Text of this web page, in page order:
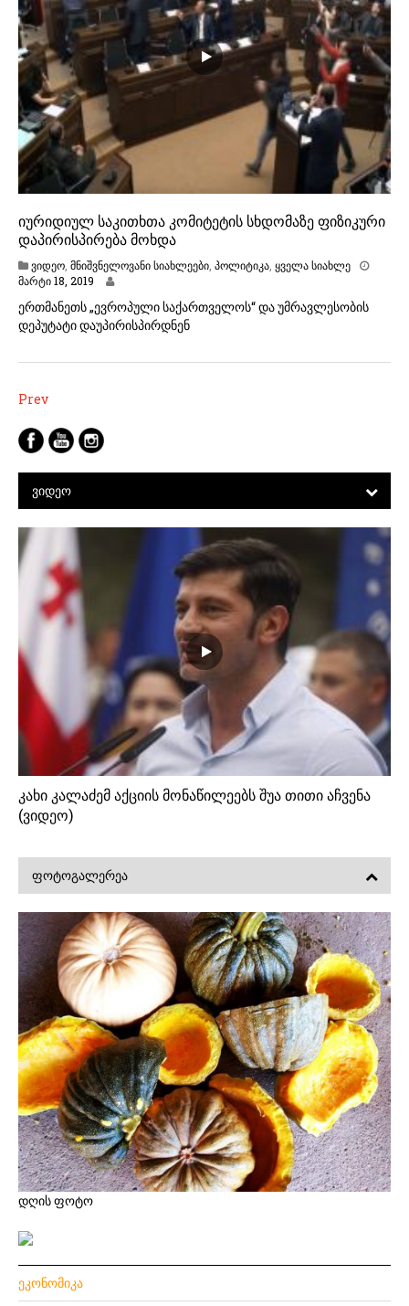
იურიდიულ საკითხთა კომიტეტის სხდომაზე ფიზიკური
დაპირისპირება მოხდა
ვიდეო, მნიშვნელოვანი სიახლეები, პოლიტიკა, ყველა სიახლე
მარტი 18, 2019
რ
ტ
1
9
ერთმანეთს „ევროპული საქართველოს“ და უმრავლესობის
დეპუტატი დაუპირისპირდნენ
პოსტების
ნავიგაცია
Prev
ᲕᲘᲓᲔᲝ
კახი კალაძემ აქციის მონაწილეებს შუა თითი აჩვენა
(ვიდეო)
ᲤᲝᲢᲝᲒᲐᲚᲔᲠᲔᲐ
დღის ფოტო
ᲔᲙᲝᲜᲝᲛᲘᲙᲐ